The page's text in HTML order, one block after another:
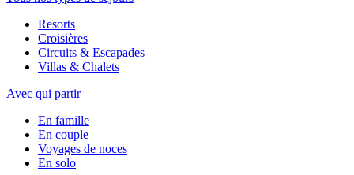
Resorts
Croisières
Circuits & Escapades
Villas & Chalets
Avec qui partir
En famille
En couple
Voyages de noces
En solo